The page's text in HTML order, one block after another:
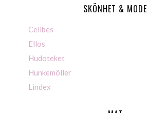
SKÖNHET & MODE
Cellbes
Ellos
Hudoteket
Hunkemöller
Lindex